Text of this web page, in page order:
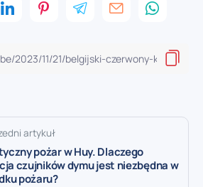
artykuł
pożar w Huy. Dlaczego
czujników dymu jest niezbędna w
pożaru?